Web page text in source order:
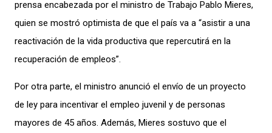
prensa encabezada por el ministro de Trabajo Pablo Mieres,
quien se mostró optimista de que el país va a “asistir a una
reactivación de la vida productiva que repercutirá en la
recuperación de empleos”.
Por otra parte, el ministro anunció el envío de un proyecto
de ley para incentivar el empleo juvenil y de personas
mayores de 45 años. Además, Mieres sostuvo que el